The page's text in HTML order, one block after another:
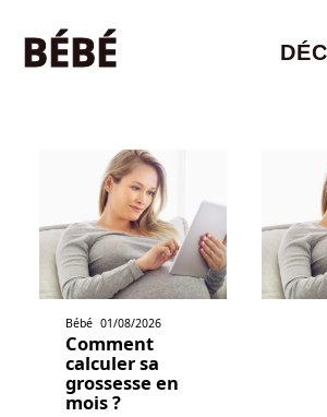
BÉBÉ
Bébé 01/08/2026
Comment
calculer sa
grossesse en
mois ?